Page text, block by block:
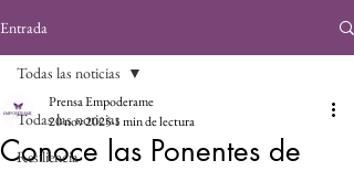
Entrada
Todas las noticias
Resiliencia
Todas las noticias
Conoce las Ponentes de
Prensa Empoderame
20 nov 20251 min de lectura